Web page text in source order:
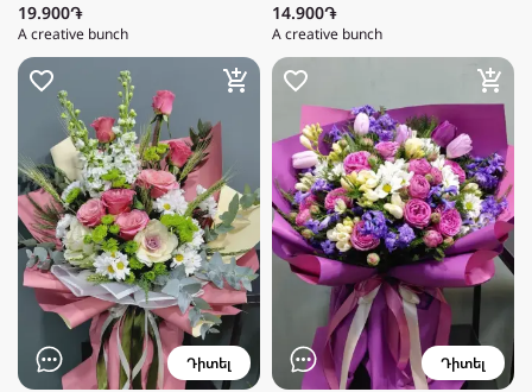
19.900֏
A creative bunch
14.900֏
A creative bunch
Դիտել Դիտել